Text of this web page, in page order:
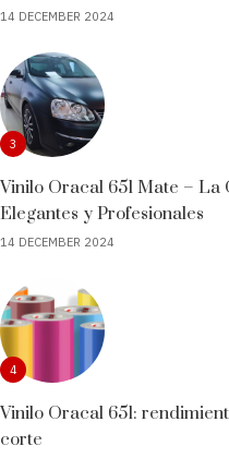
14 DECEMBER 2024
3
Vinilo Oracal 651 Mate –
Elegantes y Profesionales
14 DECEMBER 2024
4
Vinilo Oracal 651:
corte